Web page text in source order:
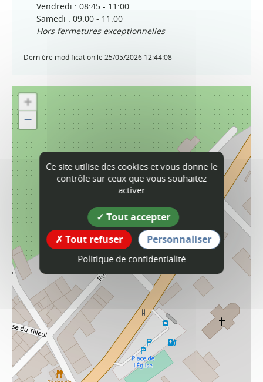
Vendredi : 08:45 - 11:00
Samedi : 09:00 - 11:00
Hors fermetures exceptionnelles
Dernière modification le 25/05/2026 12:44:08 -
+
−
Ce site utilise des cookies et vous donne le
contrôle sur ceux que vous souhaitez
activer
Tout accepter
Tout refuser
Personnaliser
Politique de confidentialité